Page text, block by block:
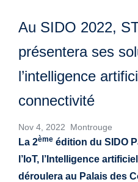
Au SIDO 2022,
présentera ses
l’intelligence
connectivité
Nov 4, 2022 Montrouge
La 2ème édition du SIDO
l’IoT, l’Intelligence
déroulera au Palais des